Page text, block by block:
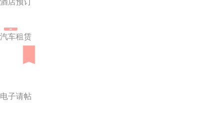
汽车租赁
电子请帖